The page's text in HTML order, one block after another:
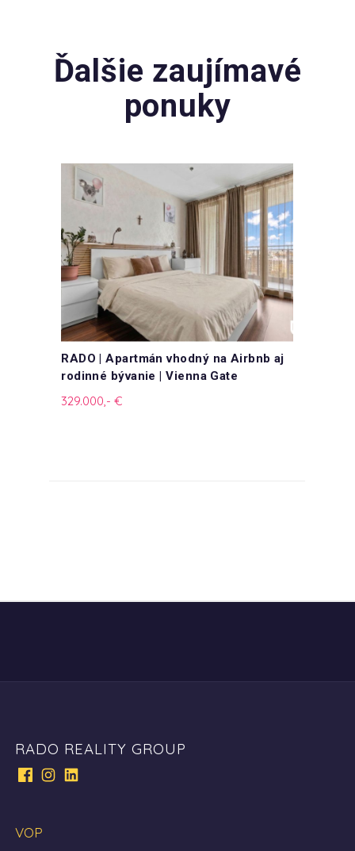
Ďalšie zaujímavé
ponuky
RADO | Apartmán vhodný na Airbnb aj
rodinné bývanie | Vienna Gate
329.000,- €
RADO REALITY GROUP
VOP